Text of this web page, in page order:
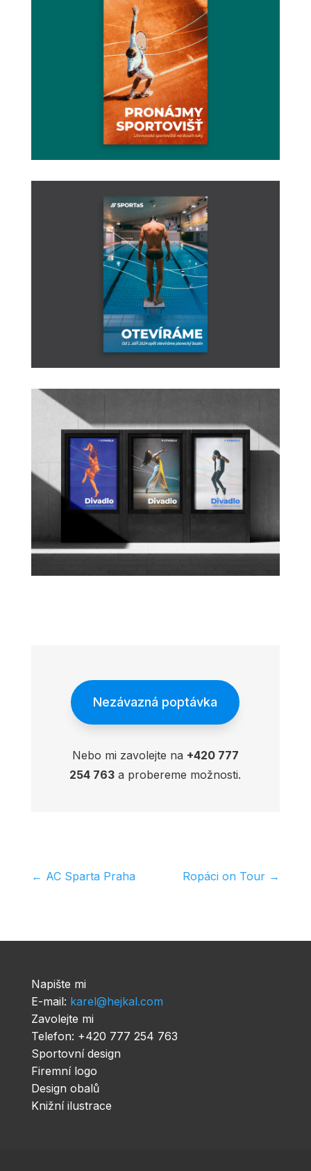
Nezávazná poptávka
Nebo mi zavolejte na +420 777
254 763 a probereme možnosti.
← AC Sparta Praha Ropáci on Tour →
Napište mi
E-mail: karel@hejkal.com
Zavolejte mi
Telefon: +420 777 254 763
Sportovní design
Firemní logo
Design obalů
Knižní ilustrace